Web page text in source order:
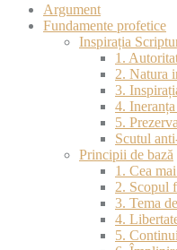
Argument
Fundamente profetice
Inspirația
1.
2. Natura
3.
4.
5.
Scutul
Principii de bază
1. Cea
2. Scopul
3. Tema
4.
5.